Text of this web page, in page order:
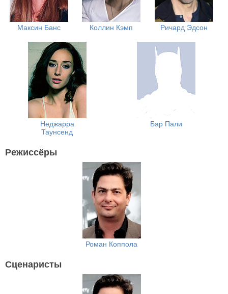
Максин Банс Коллин Кэмп Ричард Эдсон
Неджарра
Таунсенд
Бар Пали
Режиссёры
Роман Коппола
Сценаристы